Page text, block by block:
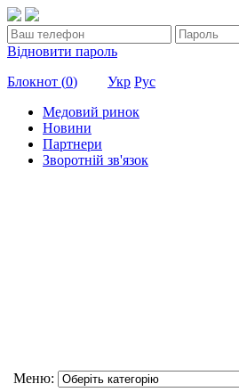
Відновити пароль
Блокнот (0) Укр Рус
Медовий ринок
Новини
Партнери
Зворотній зв'язок
Меню: